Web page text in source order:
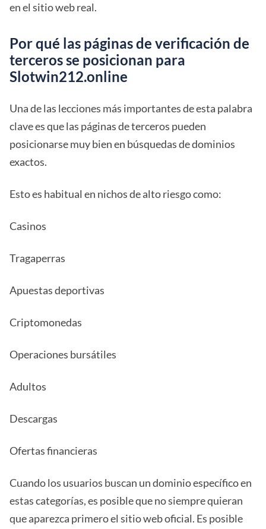
en el sitio web real.
Por qué las páginas de verificación de
terceros se posicionan para
Slotwin212.online
Una de las lecciones más importantes de esta palabra
clave es que las páginas de terceros pueden
posicionarse muy bien en búsquedas de dominios
exactos.
Esto es habitual en nichos de alto riesgo como:
Casinos
Tragaperras
Apuestas deportivas
Criptomonedas
Operaciones bursátiles
Adultos
Descargas
Ofertas financieras
Cuando los usuarios buscan un dominio específico en
estas categorías, es posible que no siempre quieran
que aparezca primero el sitio web oficial. Es posible